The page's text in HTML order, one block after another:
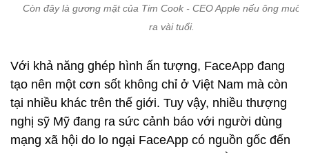
Còn đây là gương mặt của Tim Cook - CEO Apple nếu ông muốn
ra vài tuổi.
Với khả năng ghép hình ấn tượng, FaceApp đang
tạo nên một cơn sốt không chỉ ở Việt Nam mà còn
tại nhiều khác trên thế giới. Tuy vậy, nhiều thượng
nghị sỹ Mỹ đang ra sức cảnh báo với người dùng
mạng xã hội do lo ngại FaceApp có nguồn gốc đến